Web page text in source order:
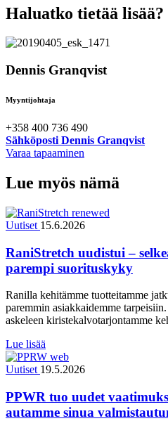
Haluatko tietää lisää?
Dennis Granqvist
Myyntijohtaja
+358 400 736 490
Sähköposti Dennis Granqvist
Varaa tapaaminen
Lue myös nämä
Uutiset 15.6.2026
RaniStretch uudistui –
parempi suorituskyky
Ranilla kehitämme tuotteitamme
paremmin asiakkaidemme
askeleen kiristekalvotarjontamme
Lue lisää
Uutiset 19.5.2026
PPWR tuo uudet
autamme sinua